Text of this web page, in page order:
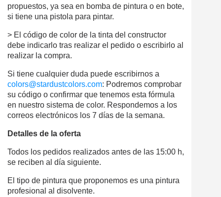
propuestos, ya sea en bomba de pintura o en bote,
si tiene una pistola para pintar.
> El código de color de la tinta del constructor
debe indicarlo tras realizar el pedido o escribirlo al
realizar la compra.
Si tiene cualquier duda puede escribirnos a
colors@stardustcolors.com: Podremos comprobar
su código o confirmar que tenemos esta fórmula
en nuestro sistema de color. Respondemos a los
correos electrónicos los 7 días de la semana.
Detalles de la oferta
Todos los pedidos realizados antes de las 15:00 h,
se reciben al día siguiente.
El tipo de pintura que proponemos es una pintura
profesional al disolvente.